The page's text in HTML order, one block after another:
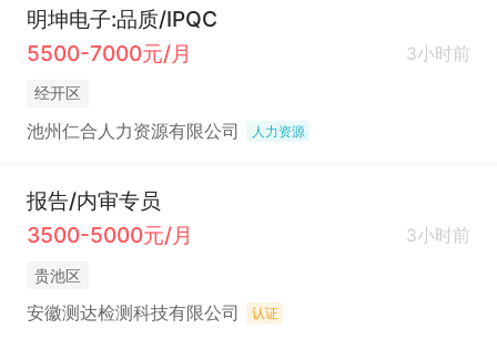
明坤电子:品质/IPQC
5500-7000元/月
3小时前
经开区
池州仁合人力资源有限公司 人力资源
报告/内审专员
3500-5000元/月
3小时前
贵池区
安徽测达检测科技有限公司 认证